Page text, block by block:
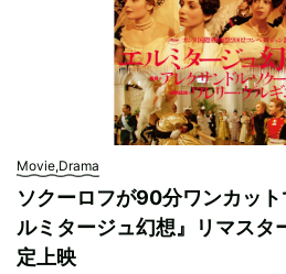
Movie,Drama
ソクーロフが90分ワンカッ
ルミタージュ幻想』リマスタ
定上映